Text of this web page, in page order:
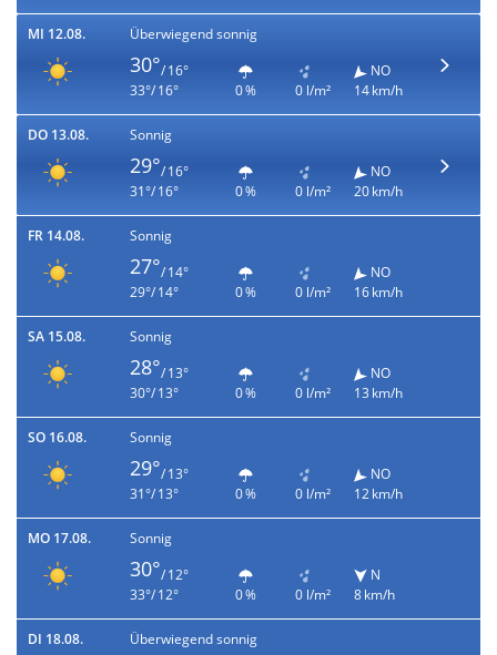
MI 12.08. Überwiegend sonnig
30°/ 16°
33°/ 16°
0 % 0 l/m²
NO
14 km/h
DO 13.08. Sonnig
29°/ 16°
31°/ 16°
0 % 0 l/m²
NO
20 km/h
FR 14.08. Sonnig
27°/ 14°
29°/ 14°
0 % 0 l/m²
NO
16 km/h
SA 15.08. Sonnig
28°/ 13°
30°/ 13°
0 % 0 l/m²
NO
13 km/h
SO 16.08. Sonnig
29°/ 13°
31°/ 13°
0 % 0 l/m²
NO
12 km/h
MO 17.08. Sonnig
30°/ 12°
33°/ 12°
0 % 0 l/m²
N
8 km/h
DI 18.08. Überwiegend sonnig